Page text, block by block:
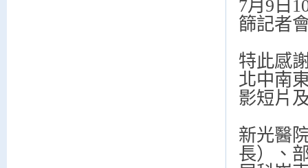
7月9日
篩記者
特此感
北中南
影短片
新光醫
長）、